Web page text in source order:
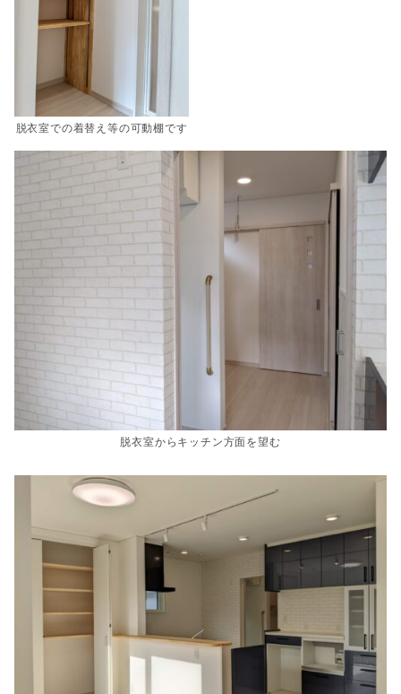
脱衣室での着替え等の可動棚です
脱衣室からキッチン方面を望む